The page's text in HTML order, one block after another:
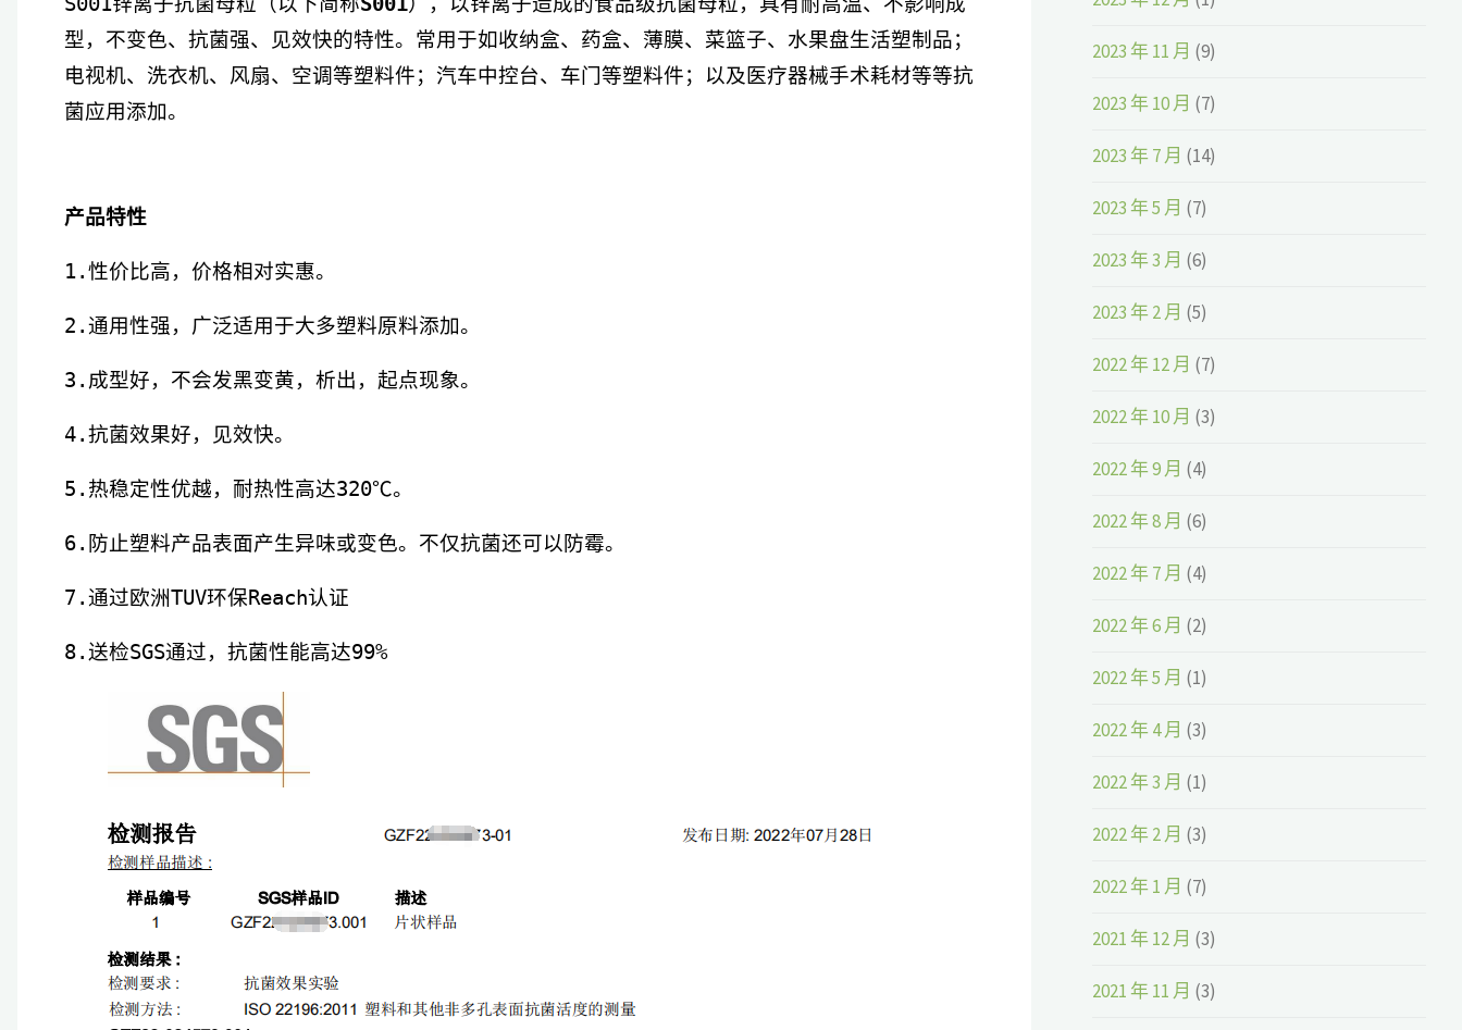
型，不变色、抗菌强、见效快的特性。常用于如收纳盒、药盒、薄膜、菜篮子、水果盘生活塑制品；
电视机、洗衣机、风扇、空调等塑料件；汽车中控台、车门等塑料件；以及医疗器械手术耗材等等抗
菌应用添加。
产品特性
1.性价比高，价格相对实惠。
2.通用性强，广泛适用于大多塑料原料添加。
3.成型好，不会发黑变黄，析出，起点现象。
4.抗菌效果好，见效快。
5.热稳定性优越，耐热性高达320℃。
6.防止塑料产品表面产生异味或变色。不仅抗菌还可以防霉。
7.通过欧洲TUV环保Reach认证
8.送检SGS通过，抗菌性能高达99%
2023 年 11 月 (9)
2023 年 10 月 (7)
2023 年 7 月 (14)
2023 年 5 月 (7)
2023 年 3 月 (6)
2023 年 2 月 (5)
2022 年 12 月 (7)
2022 年 10 月 (3)
2022 年 9 月 (4)
2022 年 8 月 (6)
2022 年 7 月 (4)
2022 年 6 月 (2)
2022 年 5 月 (1)
2022 年 4 月 (3)
2022 年 3 月 (1)
2022 年 2 月 (3)
2022 年 1 月 (7)
2021 年 12 月 (3)
2021 年 11 月 (3)